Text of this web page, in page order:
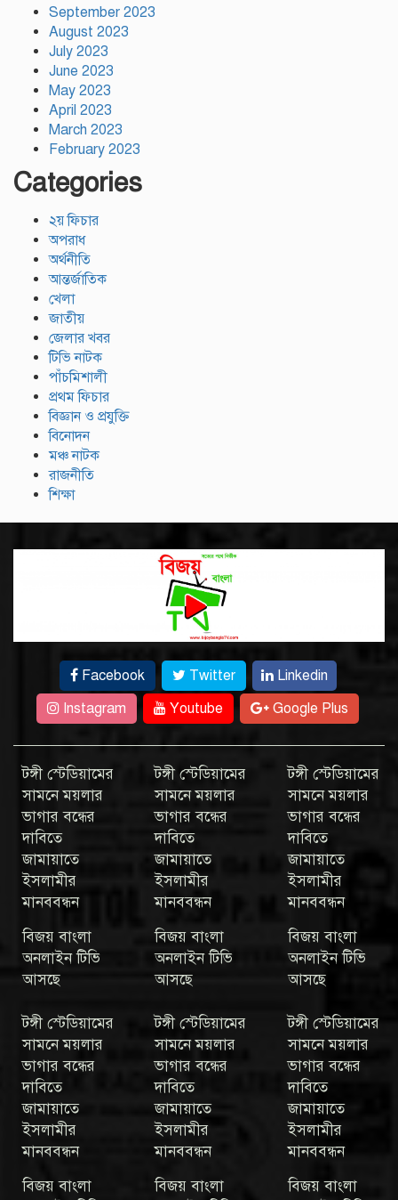
September 2023
August 2023
July 2023
June 2023
May 2023
April 2023
March 2023
February 2023
Categories
২য় ফিচার
অপরাধ
অর্থনীতি
আন্তর্জাতিক
খেলা
জাতীয়
জেলার খবর
টিভি নাটক
পাঁচমিশালী
প্রথম ফিচার
বিজ্ঞান ও প্রযুক্তি
বিনোদন
মঞ্চ নাটক
রাজনীতি
শিক্ষা
Facebook Twitter
Linkedin
Instagram
Youtube Google Plus
টঙ্গী স্টেডিয়ামের
সামনে ময়লার
ভাগার বন্ধের
দাবিতে
জামায়াতে
ইসলামীর
মানববন্ধন
বিজয় বাংলা
অনলাইন টিভি
আসছে
টঙ্গী স্টেডিয়ামের
সামনে ময়লার
ভাগার বন্ধের
দাবিতে
জামায়াতে
ইসলামীর
মানববন্ধন
বিজয় বাংলা
অনলাইন টিভি
আসছে
টঙ্গী স্টেডিয়ামের
সামনে ময়লার
ভাগার বন্ধের
দাবিতে
জামায়াতে
ইসলামীর
মানববন্ধন
বিজয় বাংলা
অনলাইন টিভি
আসছে
টঙ্গী স্টেডিয়ামের
সামনে ময়লার
ভাগার বন্ধের
দাবিতে
জামায়াতে
ইসলামীর
মানববন্ধন
বিজয় বাংলা
টঙ্গী স্টেডিয়ামের
সামনে ময়লার
ভাগার বন্ধের
দাবিতে
জামায়াতে
ইসলামীর
মানববন্ধন
বিজয় বাংলা
টঙ্গী স্টেডিয়ামের
সামনে ময়লার
ভাগার বন্ধের
দাবিতে
জামায়াতে
ইসলামীর
মানববন্ধন
বিজয় বাংলা